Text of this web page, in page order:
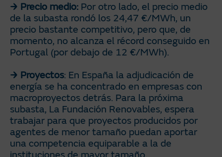
Precio medio: Por otro lado, el precio medio
de la subasta rondó los 24,47 €/MWh, un
precio bastante competitivo, pero que, de
momento, no alcanza el récord conseguido en
Portugal (por debajo de 12 €/MWh).
Proyectos: En España la adjudicación de
energía se ha concentrado en empresas con
macroproyectos detrás. Para la próxima
subasta, La Fundación Renovables, espera
trabajar para que proyectos producidos por
agentes de menor tamaño puedan aportar
una competencia equiparable a la de